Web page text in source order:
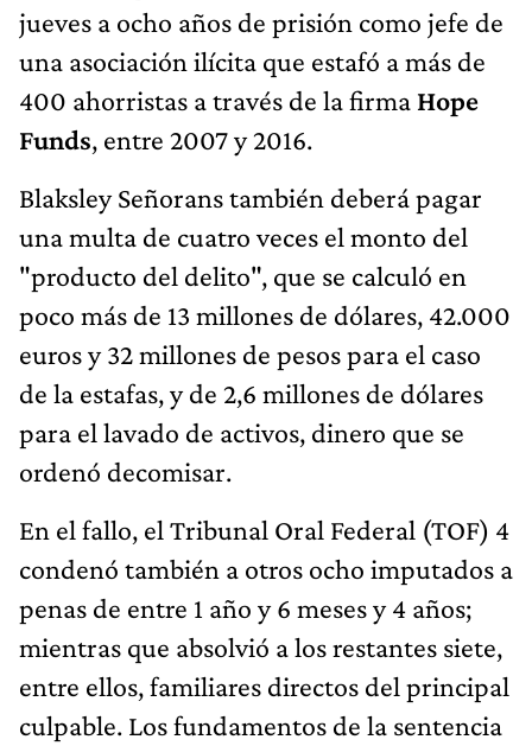
jueves a ocho años de prisión como jefe de
una asociación ilícita que estafó a más de
400 ahorristas a través de la firma Hope
Funds, entre 2007 y 2016.
Blaksley Señorans también deberá pagar
una multa de cuatro veces el monto del
"producto del delito", que se calculó en
poco más de 13 millones de dólares, 42.000
euros y 32 millones de pesos para el caso
de la estafas, y de 2,6 millones de dólares
para el lavado de activos, dinero que se
ordenó decomisar.
En el fallo, el Tribunal Oral Federal (TOF) 4
condenó también a otros ocho imputados a
penas de entre 1 año y 6 meses y 4 años;
mientras que absolvió a los restantes siete,
entre ellos, familiares directos del principal
culpable. Los fundamentos de la sentencia